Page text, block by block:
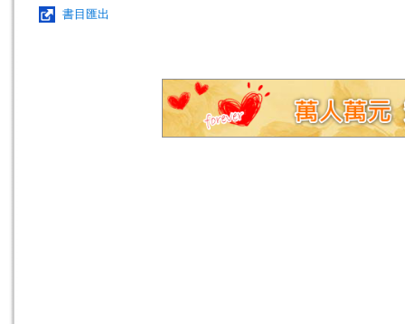
書目匯出